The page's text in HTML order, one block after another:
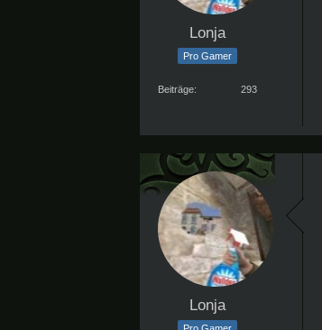
Lonja
Pro Gamer
Beiträge 293
Lonja